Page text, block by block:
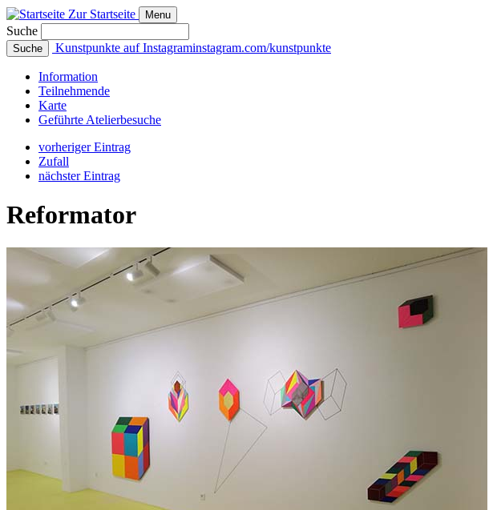
Zur Startseite Menu
Suche
Suche Kunstpunkte auf Instagraminstagram.com/kunstpunkte
Information
Teilnehmende
Karte
Geführte Atelierbesuche
vorheriger Eintrag
Zufall
nächster Eintrag
Reformator